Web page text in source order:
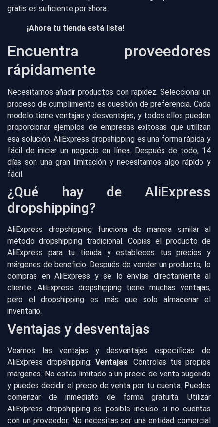
gratis es suficiente por ahora.
¡Ahora tu tienda está lista!
Encuentra proveedores
rápidamente
Necesitamos añadir productos con rapidez. Seleccionar un
proceso de cumplimiento es cuestión de preferencia. Cada
modelo tiene ventajas y desventajas, y todos ellos pueden
proporcionar ejemplos de empresas exitosas que utilizan
esa solución. AliExpress dropshipping es una forma rápida y
fácil de iniciar un negocio en línea. Después de todo, 14
días son una gran limitación y necesitamos algo rápido y
fácil.
¿Qué hay de AliExpress
dropshipping?
AliExpress dropshipping funciona de manera similar al
método dropshipping tradicional. Copias el producto de
AliExpress para tu tienda y estableces tus precios y
márgenes de beneficio. Después de vender un producto, lo
compras en AliExpress y se lo envías directamente al
cliente. AliExpress dropshipping tiene muchas ventajas,
pero el dropshipping es más que solo almacenar el
inventario.
Ventajas y desventajas
Veamos las ventajas y desventajas específicas de
AliExpress dropshipping:Ventajas: Controlas tus propios
márgenes. No estás limitado a un precio de venta sugerido
y puedes decidir el precio de venta por tu cuenta. Puedes
comenzar de inmediato de forma gratuita. Utilizar
AliExpress dropshipping es posible incluso si no cuentas
con un proveedor. No necesitas ser una entidad comercial